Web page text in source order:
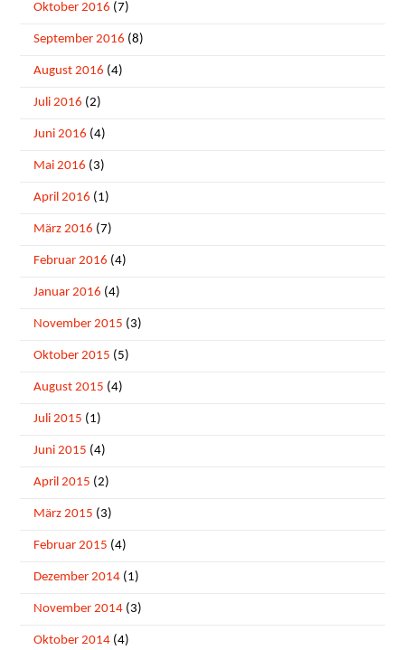
Oktober 2016 (7)
September 2016 (8)
August 2016 (4)
Juli 2016 (2)
Juni 2016 (4)
Mai 2016 (3)
April 2016 (1)
März 2016 (7)
Februar 2016 (4)
Januar 2016 (4)
November 2015 (3)
Oktober 2015 (5)
August 2015 (4)
Juli 2015 (1)
Juni 2015 (4)
April 2015 (2)
März 2015 (3)
Februar 2015 (4)
Dezember 2014 (1)
November 2014 (3)
Oktober 2014 (4)